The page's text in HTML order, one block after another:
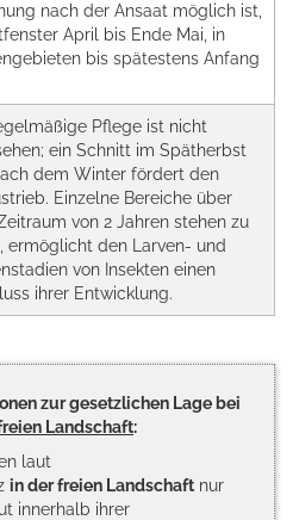
nach der Ansaat möglich ist,
April bis Ende Mai, in
bis spätestens Anfang
Pflege ist nicht
ein Schnitt im Spätherbst
dem Winter fördert den
Einzelne Bereiche über
von 2 Jahren stehen zu
ermöglicht den Larven- und
von Insekten einen
ihrer Entwicklung.
zur gesetzlichen Lage bei
Landschaft:
laut
in der freien Landschaft nur
innerhalb ihrer